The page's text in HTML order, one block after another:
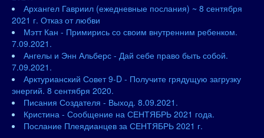
Архангел Гавриил (ежедневные послания) ~ 8 сентября
2021 г. Отказ от любви
Мэтт Кан - Примирись со своим внутренним ребенком.
7.09.2021.
Ангелы и Энн Альберс - Дай себе право быть собой.
7.09.2021.
Арктурианский Совет 9-D - Получите грядущую загрузку
энергий. 8 сентября 2020.
Писания Создателя - Выход. 8.09.2021.
Кристина - Сообщение на СЕНТЯБРЬ 2021 года.
Послание Плеядианцев за СЕНТЯБРЬ 2021 г.